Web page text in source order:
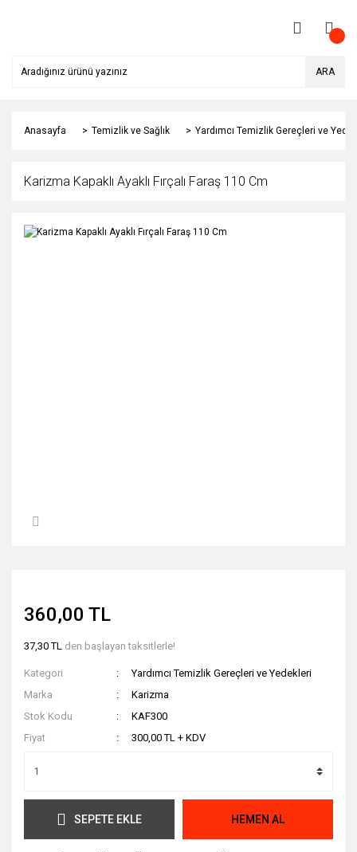
ARA
Anasayfa Temizlik ve Sağlık Yardımcı Temizlik Gereçleri ve
Karizma Kapaklı Ayaklı Fırçalı Faraş 110 Cm
360,00 TL
37,30 TL den başlayan taksitlerle!
Kategori
Yardımcı Temizlik Gereçleri ve Yedekleri
Marka
Karizma
Stok Kodu
KAF300
Fiyat
300,00 TL + KDV
SEPETE EKLE HEMEN AL